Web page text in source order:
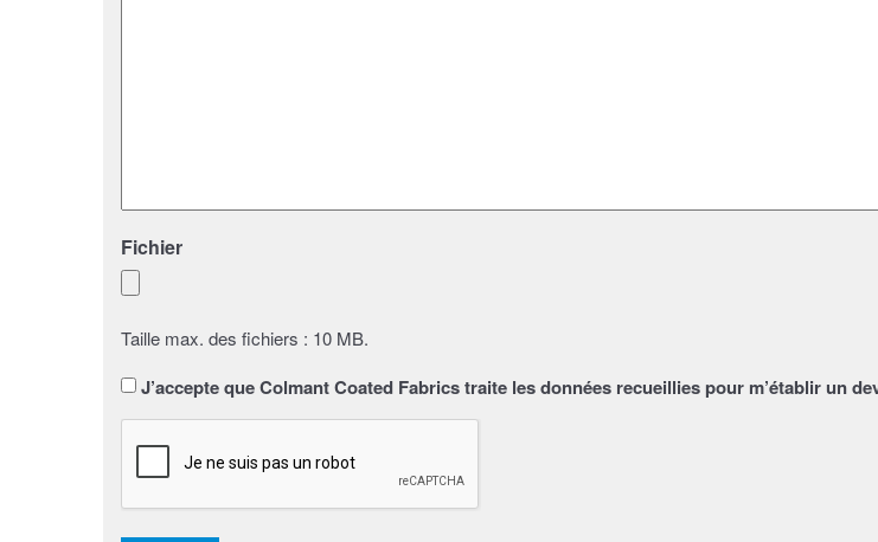
Fichier
Taille max. des fichiers : 10 MB.
SansJ’accepte que Colmant Coated Fabrics traite les données recueillies pour m’établir un
CAPTCHA